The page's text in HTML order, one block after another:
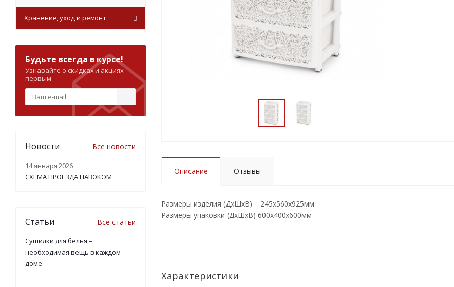
Описание Отзывы
Размеры изделия (ДхШхВ) 245х560х925мм
Размеры упаковки (ДхШхВ) 600х400х600мм
Характеристики
Хранение, уход и ремонт
Будьте всегда в курсе!
Узнавайте о скидках и акциях
первым
Новости Все новости
14 января 2026
СХЕМА ПРОЕЗДА НАВОКОМ
Статьи Все статьи
Сушилки для белья –
необходимая вещь в каждом
доме